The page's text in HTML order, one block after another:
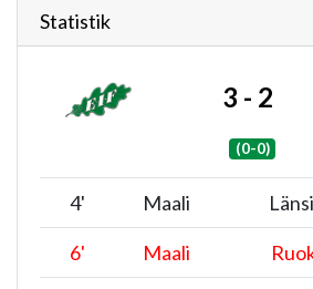
Statistik
3 - 2
(0-0)
4' Maali
6' Maali